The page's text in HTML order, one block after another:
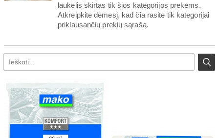
laukelis skirtas tik šios kategorijos prekėms.
Atkreipkite dėmesį, kad čia rasite tik kategorijai
priklausančių prekių sąrašą.